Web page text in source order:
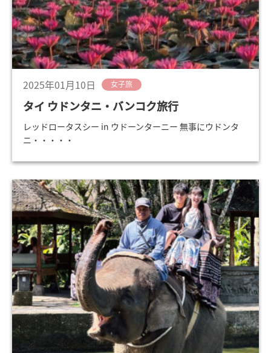
2025年01月10日 女子旅
タイ ウドンタニ・バンコク旅行
レッドロータスシー in ウドーンターニー 無事にウドンタ
ニ・・・・・